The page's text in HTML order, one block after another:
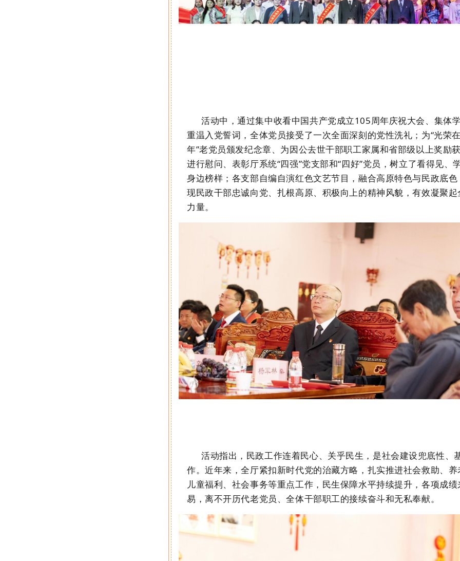
活动中，通过集中收看中国共产党成立105周年庆祝大会、集体
重温入党誓词，全体党员接受了一次全面深刻的党性洗礼； 为“光荣
年”老党员颁发纪念章、 为因公去世干部职工家属和省部级以上奖励
进行慰问、表彰厅系统“四强”党支部和“四好”党员，树立了看得见、
身边榜样；各支部自编自演红色文艺节目，融合高原特色与民政底
现民政干部忠诚向党、扎根高原、积极向上的精神风貌，有效凝聚
力量。
活动指出 ， 民政工作连着民心、关乎民生，是社会建设兜底性、
作。近年来，全厅紧扣新时代党的治藏方略，扎实推进社会救助、
儿童福利、社会事务等重点工作，民生保障水平持续提升，各项成
易，离不开历代老党员、全体干部职工的接续奋斗和无私奉献。